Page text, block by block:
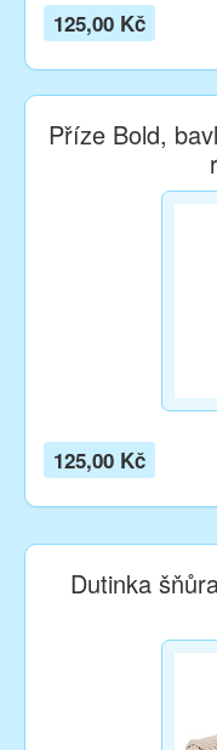
125,00 Kč
Příze Bold,
125,00 Kč
Dutinka